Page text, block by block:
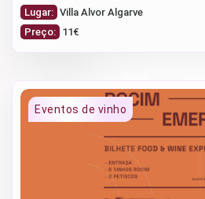
Lugar: Villa Alvor Algarve
Preço: 11€